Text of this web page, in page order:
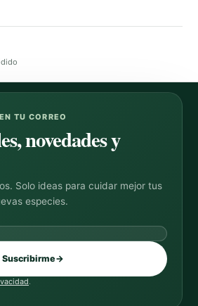
TU CORREO
novedades y
Solo ideas para cuidar mejor tus
especies.
Suscribirme→
.